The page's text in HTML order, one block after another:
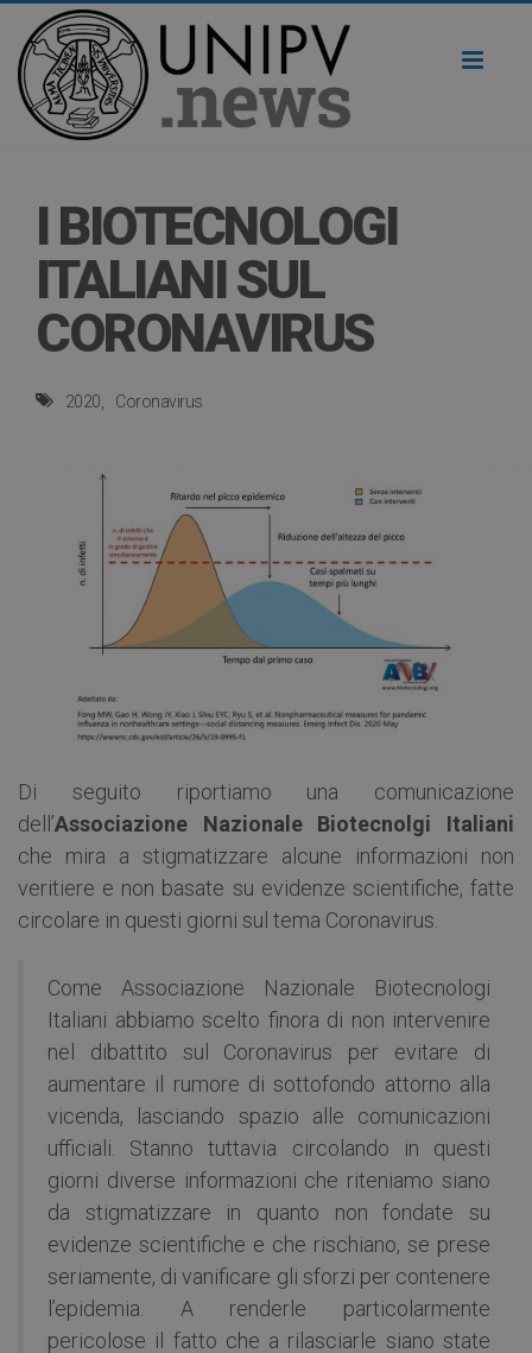
I BIOTECNOLOGI
ITALIANI SUL
CORONAVIRUS
2020 Coronavirus
Di seguito riportiamo una comunicazione
dell’Associazione Nazionale Biotecnolgi Italiani
che mira a stigmatizzare alcune informazioni non
veritiere e non basate su evidenze scientifiche, fatte
circolare in questi giorni sul tema Coronavirus.
Come Associazione Nazionale Biotecnologi
Italiani abbiamo scelto finora di non intervenire
nel dibattito sul Coronavirus per evitare di
aumentare il rumore di sottofondo attorno alla
vicenda, lasciando spazio alle comunicazioni
ufficiali. Stanno tuttavia circolando in questi
giorni diverse informazioni che riteniamo siano
da stigmatizzare in quanto non fondate su
evidenze scientifiche e che rischiano, se prese
seriamente, di vanificare gli sforzi per contenere
l’epidemia. A renderle particolarmente
pericolose il fatto che a rilasciarle siano state